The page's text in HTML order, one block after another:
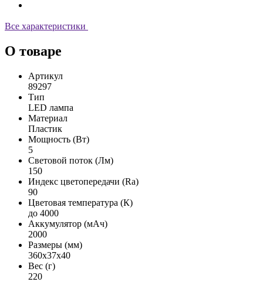
Все характеристики
О товаре
Артикул
89297
Тип
LED лампа
Материал
Пластик
Мощность (Вт)
5
Световой поток (Лм)
150
Индекс цветопередачи (Ra)
90
Цветовая температура (К)
до 4000
Аккумулятор (мАч)
2000
Размеры (мм)
360x37x40
Вес (г)
220